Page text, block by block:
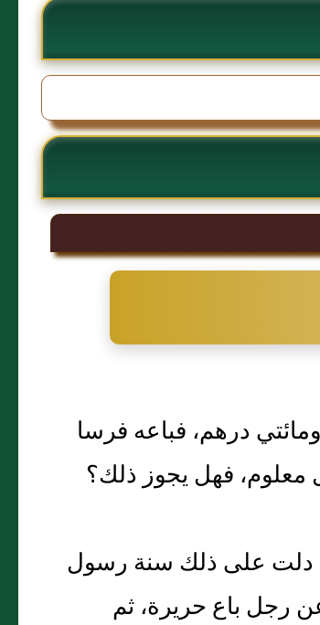
درهم، فباعه فرسا
معلوم، فهل يجوز ذلك‏؟‏
دلت على ذلك سنة رسول
رجل باع حريرة، ثم